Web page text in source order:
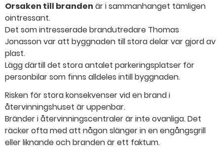
Orsaken till branden är i sammanhanget tämligen
ointressant.
Det som intresserade brandutredare Thomas
Jonasson var att byggnaden till stora delar var gjord av
plast.
Lägg därtill det stora antalet parkeringsplatser för
personbilar som finns alldeles intill byggnaden.
Risken för stora konsekvenser vid en brand i
återvinningshuset är uppenbar.
Bränder i återvinningscentraler är inte ovanliga. Det
räcker ofta med att någon slänger in en engångsgrill
eller liknande och branden är ett faktum.